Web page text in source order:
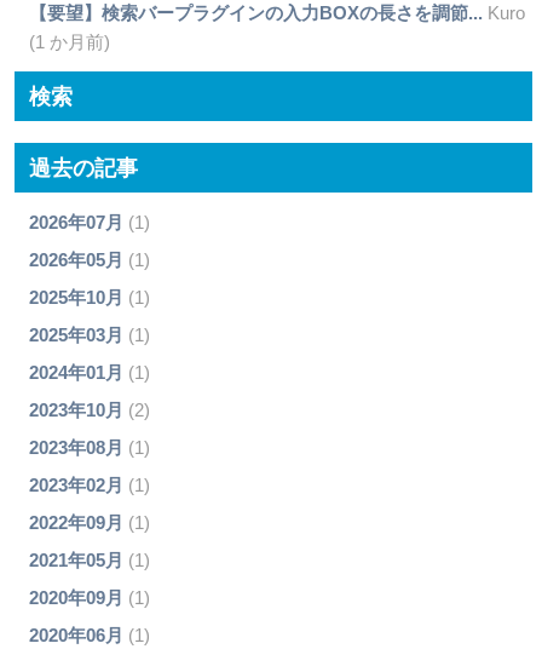
【要望】検索バープラグインの入力BOXの長さを調節... Kuro
(1 か月前)
検索
過去の記事
2026年07月 (1)
2026年05月 (1)
2025年10月 (1)
2025年03月 (1)
2024年01月 (1)
2023年10月 (2)
2023年08月 (1)
2023年02月 (1)
2022年09月 (1)
2021年05月 (1)
2020年09月 (1)
2020年06月 (1)